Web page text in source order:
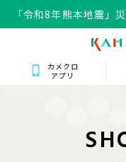
「令和8年熊本地震」
カメクロ
アプリ
SH